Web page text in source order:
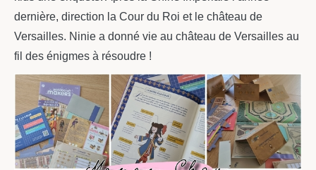
dernière, direction la Cour du Roi et le château de
Versailles. Ninie a donné vie au château de Versailles au
fil des énigmes à résoudre !